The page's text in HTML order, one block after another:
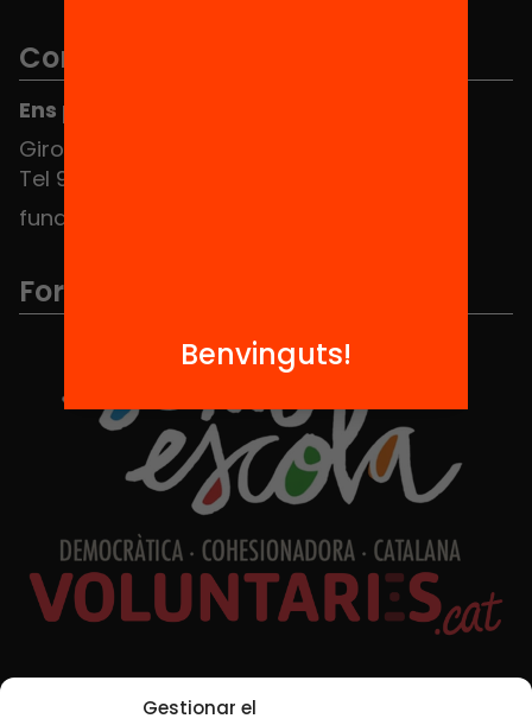
Gestionar el
Contacte
Ens pots trobar al Hub Social
Girona 34, interior 08010 Barcelona
Tel 934 588 700
fundacio@equitat.org
Formem part de...
Xarxes Socials
Benvinguts!